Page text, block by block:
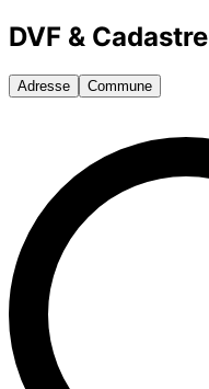
DVF & Cadastre
Adresse Commune